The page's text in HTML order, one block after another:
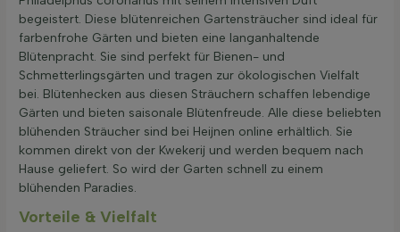
begeistert. Diese blütenreichen Gartensträucher sind ideal für
farbenfrohe Gärten und bieten eine langanhaltende
Blütenpracht. Sie sind perfekt für Bienen- und
Schmetterlingsgärten und tragen zur ökologischen Vielfalt
bei. Blütenhecken aus diesen Sträuchern schaffen lebendige
Gärten und bieten saisonale Blütenfreude. Alle diese beliebten
blühenden Sträucher sind bei Heijnen online erhältlich. Sie
kommen direkt von der Kwekerij und werden bequem nach
Hause geliefert. So wird der Garten schnell zu einem
blühenden Paradies.
Vorteile & Vielfalt